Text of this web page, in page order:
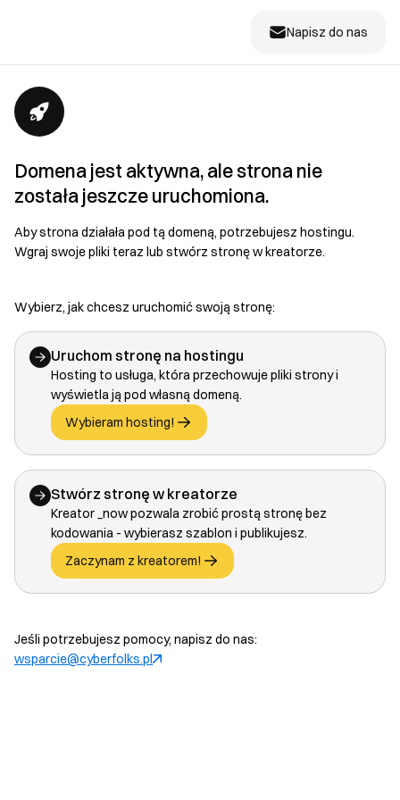
Napisz do nas
Domena jest aktywna, ale strona nie
została jeszcze uruchomiona.
Aby strona działała pod tą domeną, potrzebujesz hostingu.
Wgraj swoje pliki teraz lub stwórz stronę w kreatorze.
Wybierz, jak chcesz uruchomić swoją stronę:
Uruchom stronę na hostingu
Hosting to usługa, która przechowuje pliki strony i
wyświetla ją pod własną domeną.
Wybieram hosting!
Stwórz stronę w kreatorze
Kreator _now pozwala zrobić prostą stronę bez
kodowania - wybierasz szablon i publikujesz.
Zaczynam z kreatorem!
Jeśli potrzebujesz pomocy, napisz do nas:
wsparcie@cyberfolks.pl